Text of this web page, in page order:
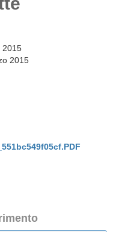
2015
2015